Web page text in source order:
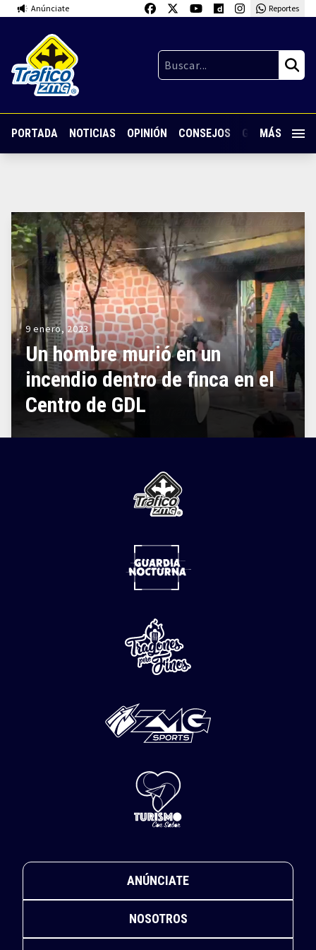
Anúnciate Reportes
PORTADA NOTICIAS OPINIÓN CONSEJOS GUARDIA
MÁS
9 enero, 2023
Un hombre murió en un
incendio dentro de finca en el
Centro de GDL
ANÚNCIATE
NOSOTROS